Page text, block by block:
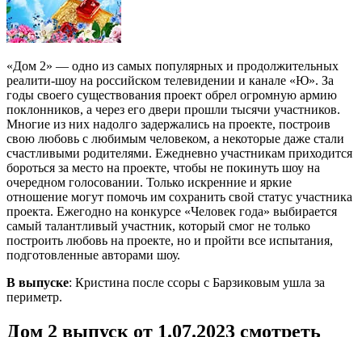
«Дом 2» — одно из самых популярных и продолжительных
реалити-шоу на российском телевидении и канале «Ю». За
годы своего существования проект обрел огромную армию
поклонников, а через его двери прошли тысячи участников.
Многие из них надолго задержались на проекте, построив
свою любовь с любимым человеком, а некоторые даже стали
счастливыми родителями. Ежедневно участникам приходится
бороться за место на проекте, чтобы не покинуть шоу на
очередном голосовании. Только искренние и яркие
отношение могут помочь им сохранить свой статус участника
проекта. Ежегодно на конкурсе «Человек года» выбирается
самый талантливый участник, который смог не только
построить любовь на проекте, но и пройти все испытания,
подготовленные авторами шоу.
В выпуске: Кристина после ссоры с Барзиковым ушла за
периметр.
Дом 2 выпуск от 1.07.2023 смотреть